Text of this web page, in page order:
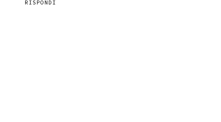
RISPONDI